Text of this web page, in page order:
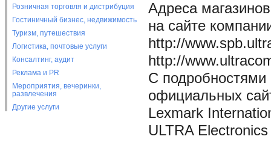
Розничная торговля и дистрибуция
Гостиничный бизнес, недвижимость
Туризм, путешествия
Логистика, почтовые услуги
Консалтинг, аудит
Реклама и PR
Мероприятия, вечеринки,
развлечения
Другие услуги
Адреса
на сайте
http://
http://
С подробностями
официальных
Lexmark
ULTRA